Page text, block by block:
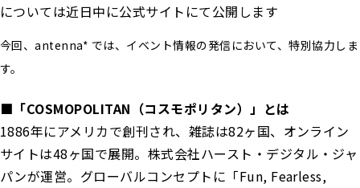
については近日中に公式サイトにて公開します
今回、antenna* では、イベント情報の発信において、特別協力しま
す。
■「COSMOPOLITAN（コスモポリタン）」とは
1886年にアメリカで創刊され、雑誌は82ヶ国、オンライン
サイトは48ヶ国で展開。株式会社ハースト・デジタル・ジャ
パンが運営。グローバルコンセプトに「Fun, Fearless,